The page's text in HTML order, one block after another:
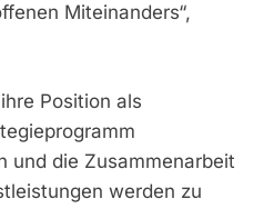
Miteinanders“,
Position als
und die Zusammenarbeit
werden zu